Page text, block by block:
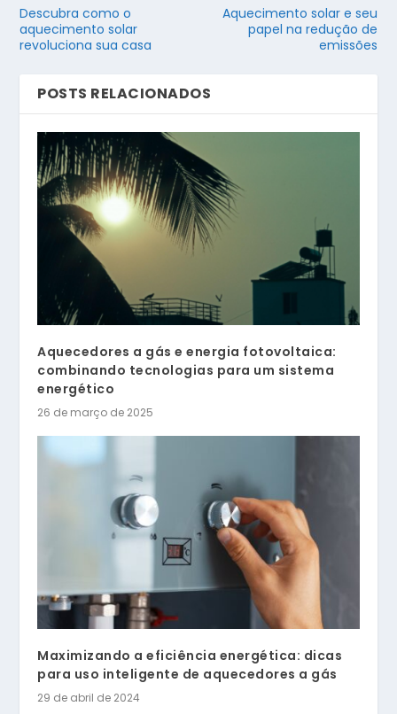
Descubra como o
aquecimento solar
revoluciona sua casa
Aquecimento solar e seu
papel na redução de
emissões
POSTS RELACIONADOS
Aquecedores a gás e energia fotovoltaica:
combinando tecnologias para um sistema
energético
26 de março de 2025
Maximizando a eficiência energética: dicas
para uso inteligente de aquecedores a gás
29 de abril de 2024